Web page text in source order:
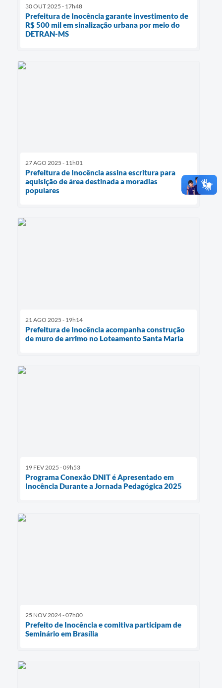
30 OUT 2025 - 17h48
Prefeitura de Inocência garante investimento de
R$ 500 mil em sinalização urbana por meio do
DETRAN-MS
27 AGO 2025 - 11h01
Prefeitura de Inocência assina escritura para
aquisição de área destinada a moradias
populares
21 AGO 2025 - 19h14
Prefeitura de Inocência acompanha construção
de muro de arrimo no Loteamento Santa Maria
19 FEV 2025 - 09h53
Programa Conexão DNIT é Apresentado em
Inocência Durante a Jornada Pedagógica 2025
25 NOV 2024 - 07h00
Prefeito de Inocência e comitiva participam de
Seminário em Brasília